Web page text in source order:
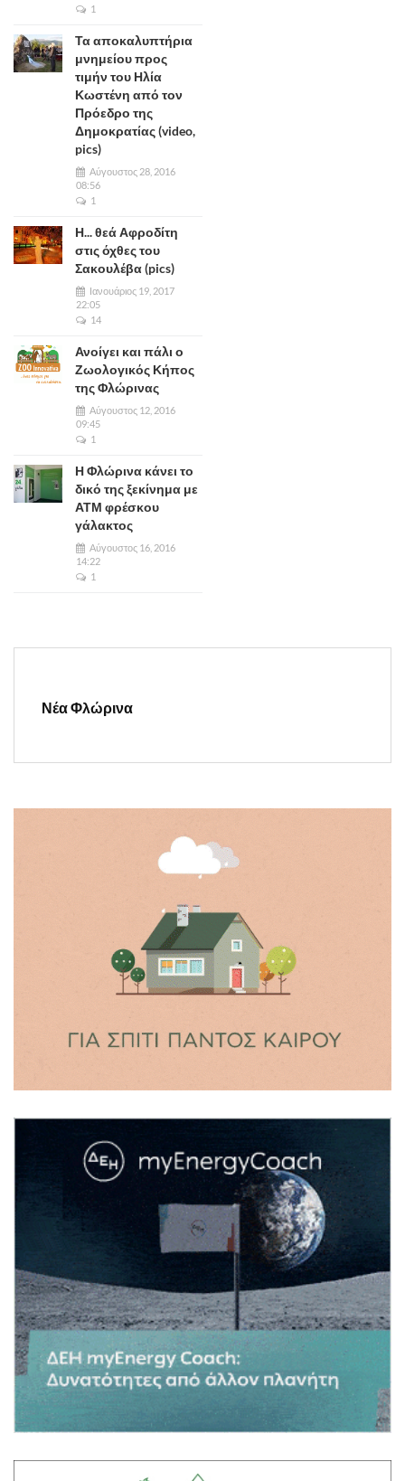
1
Τα αποκαλυπτήρια
μνημείου προς
τιμήν του Ηλία
Κωστένη από τον
Πρόεδρο της
Δημοκρατίας (video,
pics)
Αύγουστος 28, 2016
08:56
1
Η... θεά Αφροδίτη
στις όχθες του
Σακουλέβα (pics)
Ιανουάριος 19, 2017
22:05
14
Ανοίγει και πάλι ο
Ζωολογικός Κήπος
της Φλώρινας
Αύγουστος 12, 2016
09:45
1
Η Φλώρινα κάνει το
δικό της ξεκίνημα με
ΑΤΜ φρέσκου
γάλακτος
Αύγουστος 16, 2016
14:22
1
Νέα Φλώρινα